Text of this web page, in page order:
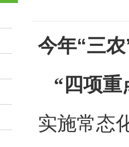
今年“三
“四项重
实施常态